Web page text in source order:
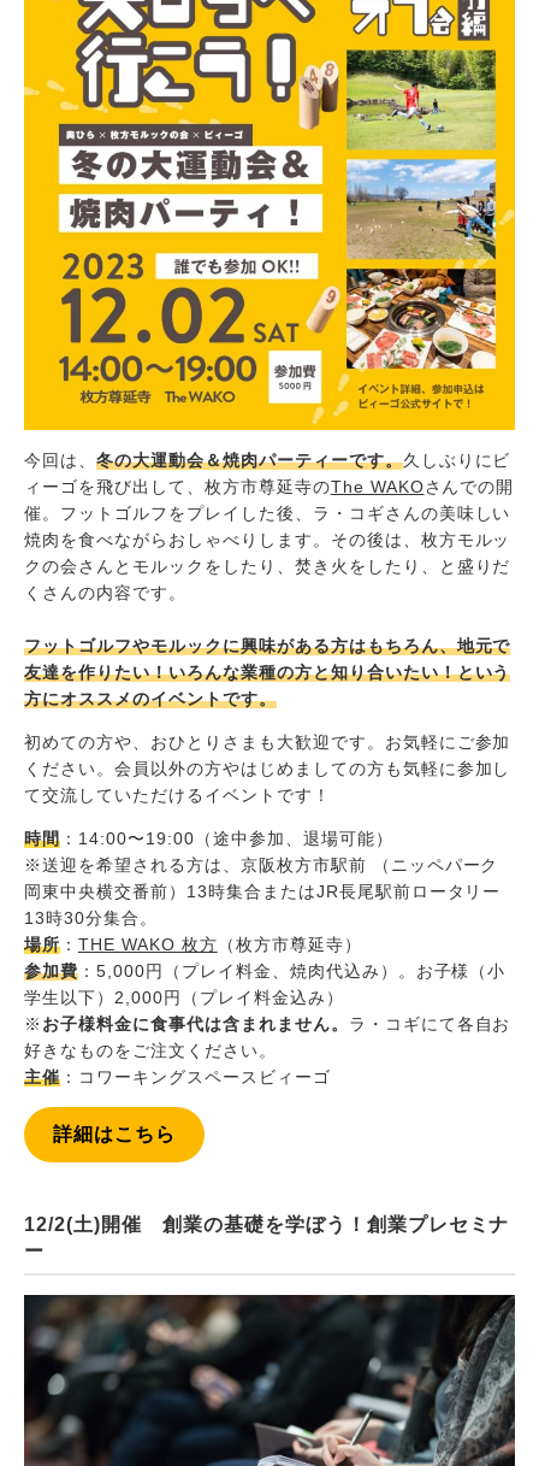
今回は、 冬の大運動会＆焼肉パーティーです。久しぶりにビ
ィーゴを飛び出して、枚方市尊延寺のThe WAKOさんでの開
催。フットゴルフをプレイした後、ラ・コギさんの美味しい
焼肉を食べながらおしゃべりします。その後は、枚方モルッ
クの会さんとモルックをしたり、焚き火をしたり、と盛りだ
くさんの内容です。
フットゴルフやモルックに興味がある方はもちろん、地元で
友達を作りたい！いろんな業種の方と知り合いたい！という
方にオススメのイベントです。
初めての方や、おひとりさまも大歓迎です。お気軽にご参加
ください。会員以外の方やはじめましての方も気軽に参加し
て交流していただけるイベントです！
時間：14:00〜19:00（途中参加、退場可能）
※送迎を希望される方は、京阪枚方市駅前 （ニッペパーク
岡東中央横交番前）13時集合またはJR長尾駅前ロータリー
13時30分集合。
場所： THE WAKO 枚方 （枚方市尊延寺）
参加費：5,000円（プレイ料金、焼肉代込み）。お子様（小
学生以下）2,000円（プレイ料金込み）
※ お子様料金に食事代は含まれません。 ラ・コギにて各自お
好きなものをご注文ください。
主催：コワーキングスペースビィーゴ
詳細はこちら
12/2(土)開催 創業の基礎を学ぼう！創業プレセミナ
ー